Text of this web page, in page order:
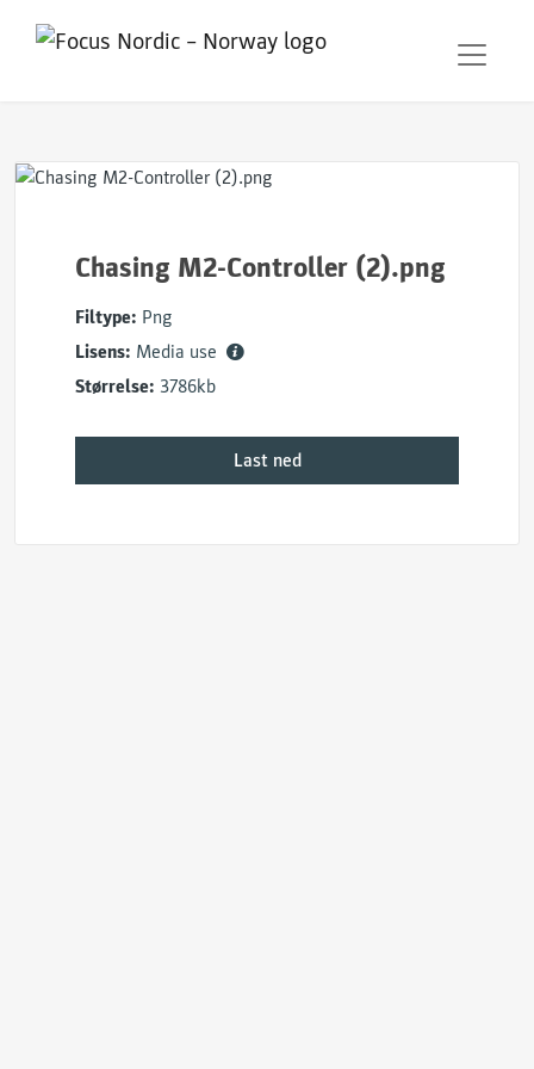
Chasing M2-Controller (2).png
Filtype: Png
Lisens: Media use
Størrelse: 3786kb
Last ned